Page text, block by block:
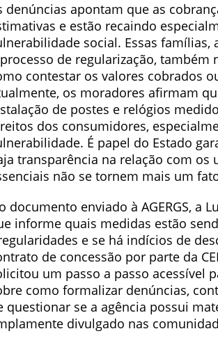
denúncias apontam que as
e estão recaindo
social. Essas
de regularização,
contestar os valores cobrados
os moradores afirmam
de postes e relógios
dos consumidores,
É papel do Estado
transparência na relação com os
não se tornem mais um
documento enviado à AGERGS, a
informe quais medidas estão
e se há indícios de
de concessão por parte da
um passo a passo acessível
como formalizar denúncias,
questionar se a agência possui
divulgado nas